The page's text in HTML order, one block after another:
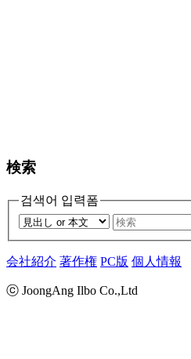
検索
검색어 입력폼
会社紹介 著作権 PC版 個人情報
ⓒ JoongAng Ilbo Co.,Ltd